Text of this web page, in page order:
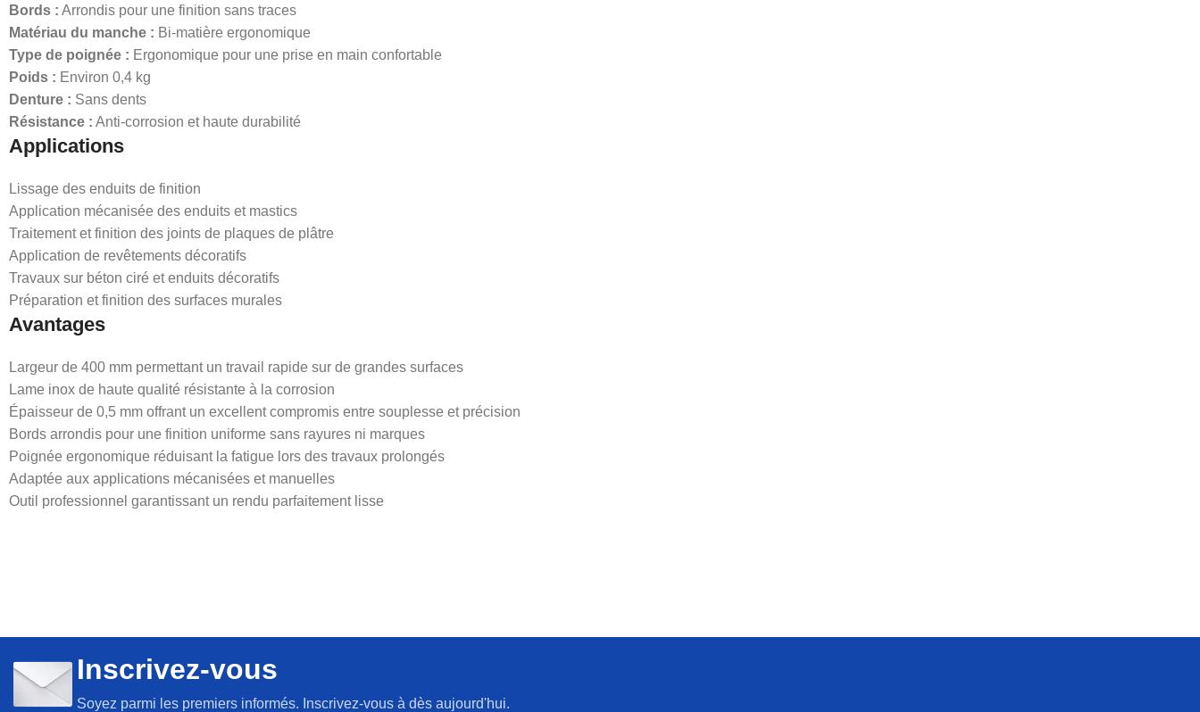
Bords : Arrondis pour une finition sans traces
Matériau du manche : Bi-matière ergonomique
Type de poignée : Ergonomique pour une prise en main confortable
Poids : Environ 0,4 kg
Denture : Sans dents
Résistance : Anti-corrosion et haute durabilité
Applications
Lissage des enduits de finition
Application mécanisée des enduits et mastics
Traitement et finition des joints de plaques de plâtre
Application de revêtements décoratifs
Travaux sur béton ciré et enduits décoratifs
Préparation et finition des surfaces murales
Avantages
Largeur de 400 mm permettant un travail rapide sur de grandes surfaces
Lame inox de haute qualité résistante à la corrosion
Épaisseur de 0,5 mm offrant un excellent compromis entre souplesse et précision
Bords arrondis pour une finition uniforme sans rayures ni marques
Poignée ergonomique réduisant la fatigue lors des travaux prolongés
Adaptée aux applications mécanisées et manuelles
Outil professionnel garantissant un rendu parfaitement lisse
Inscrivez-vous
Soyez parmi les premiers informés. Inscrivez-vous à dès aujourd'hui.